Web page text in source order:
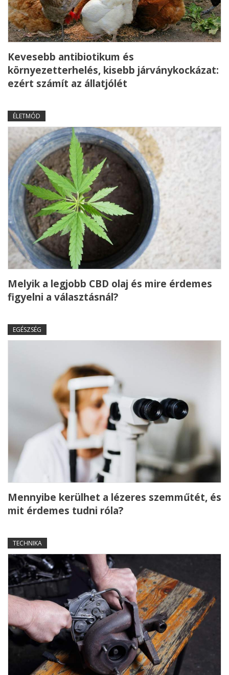
Kevesebb antibiotikum és
környezetterhelés, kisebb járványkockázat:
ezért számít az állatjólét
ÉLETMÓD
Melyik a legjobb CBD olaj és mire érdemes
figyelni a választásnál?
EGÉSZSÉG
Mennyibe kerülhet a lézeres szemműtét, és
mit érdemes tudni róla?
TECHNIKA